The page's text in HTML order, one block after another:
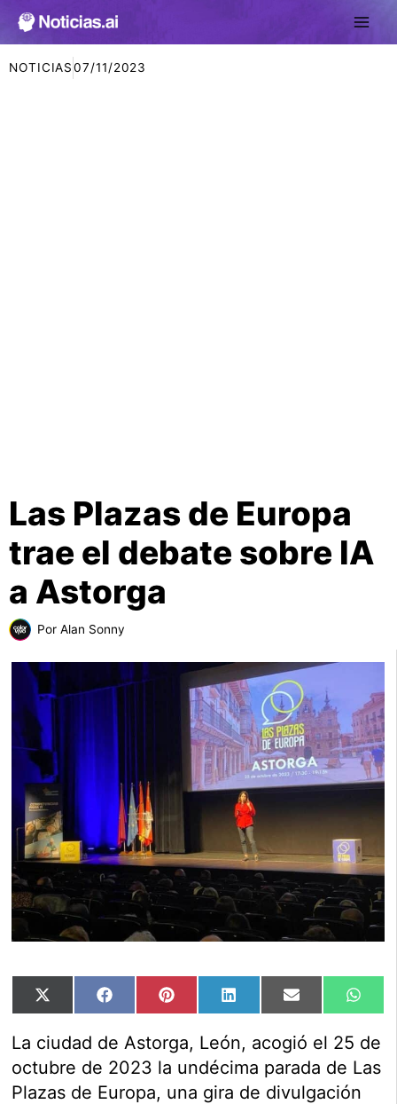
NOTICIAS 07/11/2023
Las Plazas de Europa
trae el debate sobre IA
a Astorga
Por Alan Sonny
Compartir
en
X
Compartir
en
FacebookCompartir
en
PinterestCompartir
en
LinkedInCompartir
en
Email
en
La ciudad de Astorga, León, acogió el 25 de
octubre de 2023 la undécima parada de Las
Plazas de Europa, una gira de divulgación